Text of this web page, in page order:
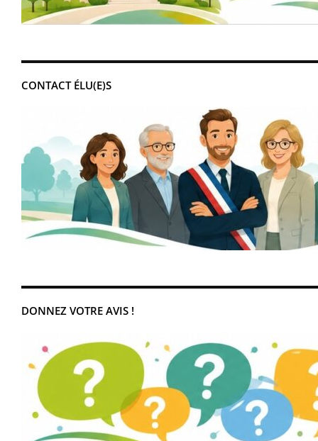
CONTACT ÉLU(E)S
DONNEZ VOTRE AVIS !